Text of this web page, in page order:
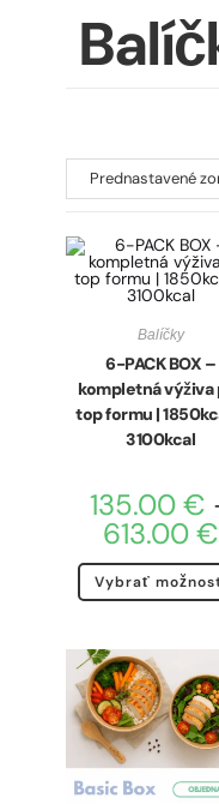
Balíčky
6-PACK BOX –
kompletná výživa
top formu |
3100kcal
135.00€
613.00€
Vybrať